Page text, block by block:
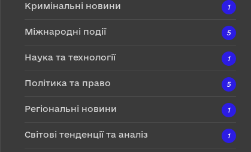
Кримінальні новини 1
Міжнародні події 5
Наука та технології 1
Політика та право 5
Регіональні новини 1
Світові тенденції та аналіз 1